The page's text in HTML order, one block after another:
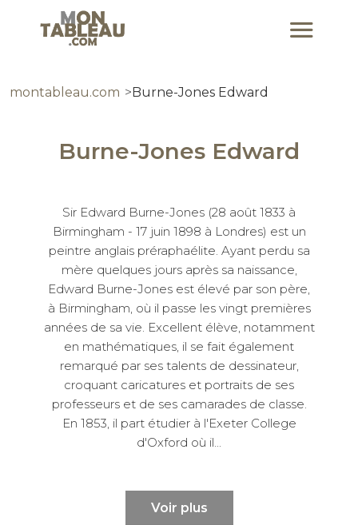
montableau.com Burne-Jones Edward
Burne-Jones Edward
Sir Edward Burne-Jones (28 août 1833 à
Birmingham - 17 juin 1898 à Londres) est un
peintre anglais préraphaélite. Ayant perdu sa
mère quelques jours après sa naissance,
Edward Burne-Jones est élevé par son père,
à Birmingham, où il passe les vingt premières
années de sa vie. Excellent élève, notamment
en mathématiques, il se fait également
remarqué par ses talents de dessinateur,
croquant caricatures et portraits de ses
professeurs et de ses camarades de classe.
En 1853, il part étudier à l'Exeter College
d'Oxford où il...
Voir plus